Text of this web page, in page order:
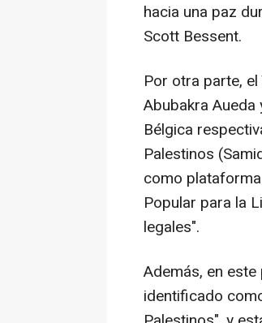
hacia una paz
Scott Bessent.
Por otra parte,
Abubakra
Bélgica
Palestinos
como
Popular para la
legales".
Además, en
identificado